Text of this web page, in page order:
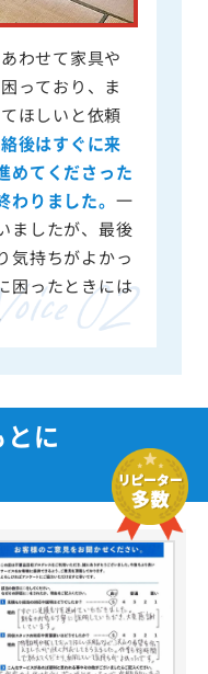
わせて家具や
っており、ま
ほしいと依頼
後はすぐに来
めてくださった
りました。 一
ましたが、最後
気持ちがよかっ
困ったときには
に